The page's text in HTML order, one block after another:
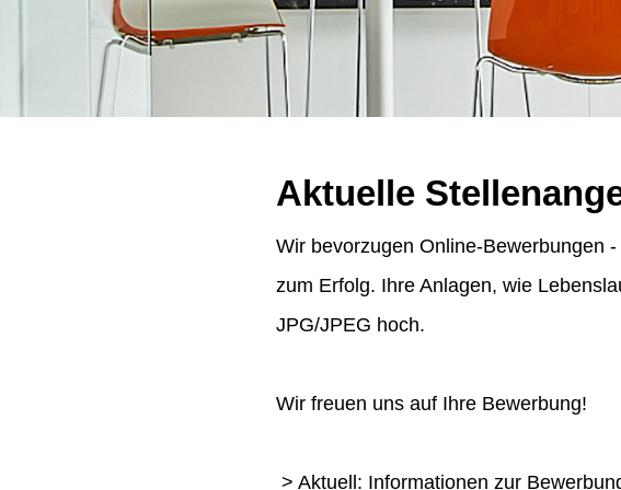
Aktuelle
Wir bevorzugen Online-Bewerbungen
zum Erfolg. Ihre Anlagen, wie
JPG/JPEG hoch.
Wir freuen uns auf Ihre Bewerbung!
> Aktuell: Informationen zur